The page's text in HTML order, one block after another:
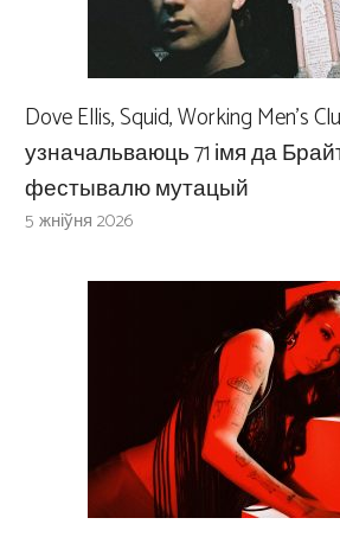
Dove Ellis, Squid, Working Men’s
узначальваюць 71 імя да
фестывалю мутацый
5 жніўня 2026